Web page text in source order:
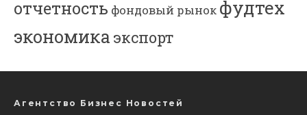
отчетность фондовый рынок фудтех
экономика экспорт
Агентство Бизнес Новостей